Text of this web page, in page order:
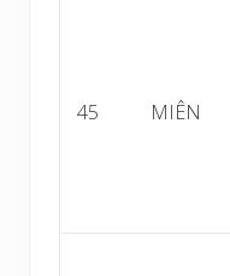
45 MIÊN